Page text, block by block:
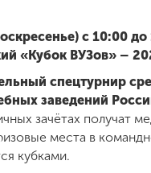
с 10:00 до
«Кубок ВУЗов» –
спецтурнир
заведений
зачётах получат
места в
кубками.